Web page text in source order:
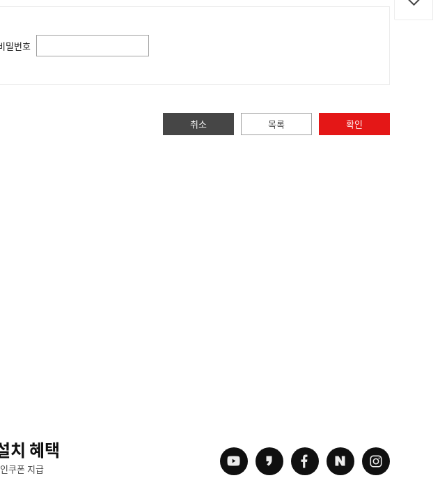
밀번호
취소 목록 확인
치 혜택
쿠폰 지급